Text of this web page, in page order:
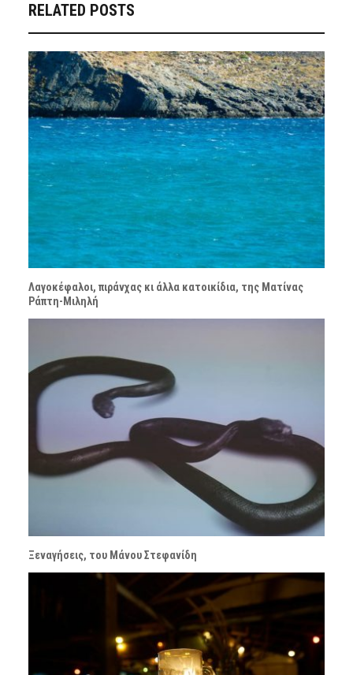
RELATED POSTS
Λαγοκέφαλοι, πιράνχας κι άλλα κατοικίδια, της Ματίνας
Ράπτη-Μιληλή
Ξεναγήσεις, του Μάνου Στεφανίδη